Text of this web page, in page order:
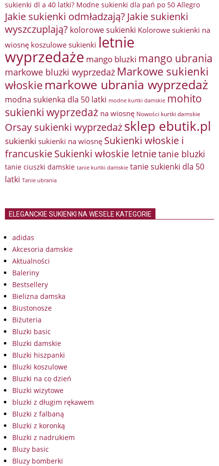
sukienki dl a 40 latki? Modne sukienki dla pań po 50 Allegro
Jakie sukienki odmładzają? Jakie sukienki
wyszczuplają? kolorowe sukienki Kolorowe sukienki na
wiosnę koszulowe sukienki letnie
wyprzedaże mango bluzki mango ubrania
markowe bluzki wyprzedaż Markowe sukienki
włoskie markowe ubrania wyprzedaż
modna sukienka dla 50 latki modne kurtki damskie mohito
sukienki wyprzedaż na wiosnę Nowości kurtki damskie
Orsay sukienki wyprzedażsklep ebutik.pl
sukienki sukienki na wiosnę Sukienki włoskie i
francuskieSukienki włoskie letnietanie bluzki
tanie ciuszki damskie tanie kurtki damskie tanie sukienki dla 50
latki Tanie ubrania
ELEGANCKIE SUKIENKI NA WESELE KATEGORIE
adidas
Akcesoria damskie
Aktualności
Baleriny
Bestsellery
Bielizna damska
Biustonosze
Biżuteria
Bluzki basic
Bluzki damskie
Bluzki hiszpanki
Bluzki koszulowe
Bluzki na co dzień
Bluzki wizytowe
bluzki z długim rękawem
Bluzki z falbaną
Bluzki z koronką
Bluzki z nadrukiem
Bluzy basic
Bluzy bomberki